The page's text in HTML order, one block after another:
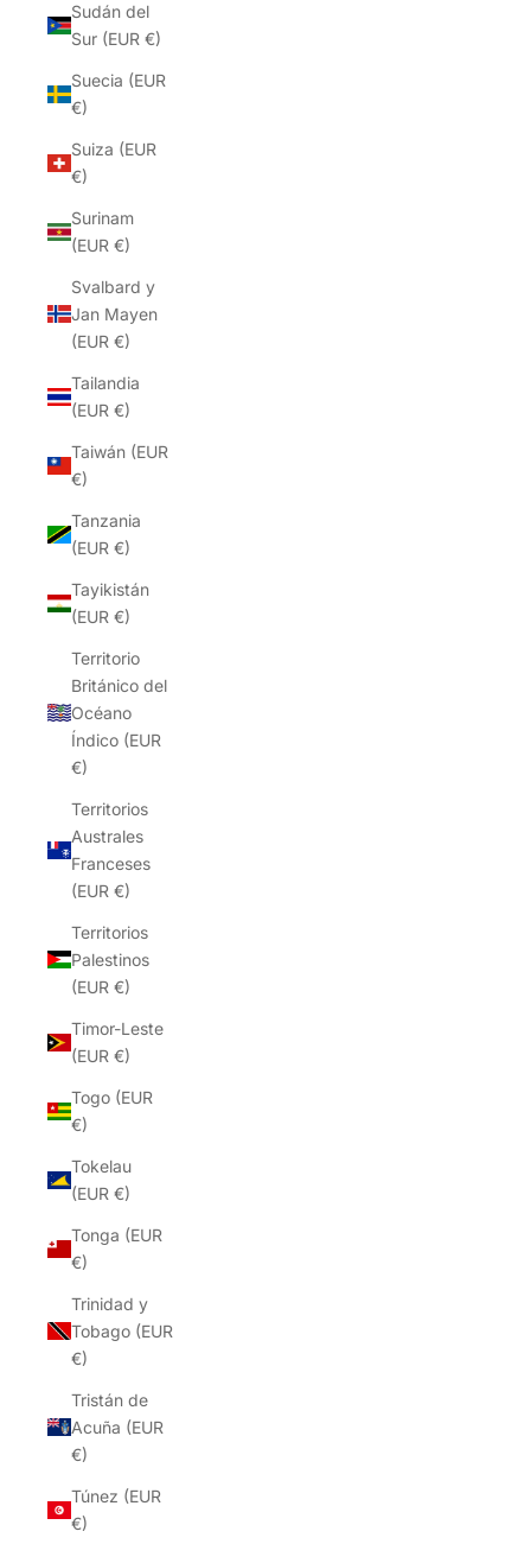
Sudán del
Sur (EUR €)
Suecia (EUR
€)
Suiza (EUR
€)
Surinam
(EUR €)
Svalbard y
Jan Mayen
(EUR €)
Tailandia
(EUR €)
Taiwán (EUR
€)
Tanzania
(EUR €)
Tayikistán
(EUR €)
Territorio
Británico del
Océano
Índico (EUR
€)
Territorios
Australes
Franceses
(EUR €)
Territorios
Palestinos
(EUR €)
Timor-Leste
(EUR €)
Togo (EUR
€)
Tokelau
(EUR €)
Tonga (EUR
€)
Trinidad y
Tobago (EUR
€)
Tristán de
Acuña (EUR
€)
Túnez (EUR
€)